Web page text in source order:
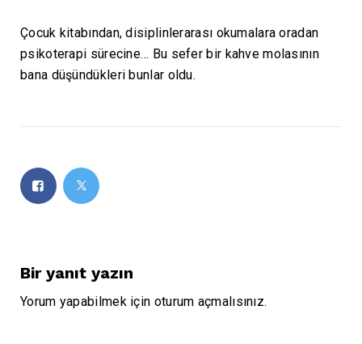
Çocuk kitabından, disiplinlerarası okumalara oradan
psikoterapi sürecine… Bu sefer bir kahve molasının
bana düşündükleri bunlar oldu.
Bir yanıt yazın
Yorum yapabilmek için oturum açmalısınız.